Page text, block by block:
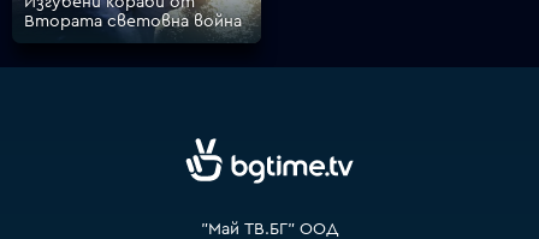
Втората световна война
"Май ТВ.БГ" ООД